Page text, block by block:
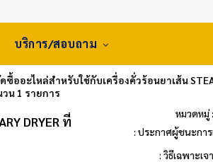
บริการ/สอบถาม
ออะไหล่สำหรับใช้กับเครื่องคั่วร้อนยาเส้น
น 1 รายการ
DRYER ที่
หมวดหมู่ :
: ประกาศผู้ชนะกา
: วิธีเฉพาะเจ